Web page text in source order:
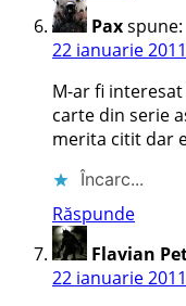
Paxspune:
22 ianuarie
M-ar fi
carte din serie
merita citit dar
Încarc...
Răspunde
Flavian
22 ianuarie